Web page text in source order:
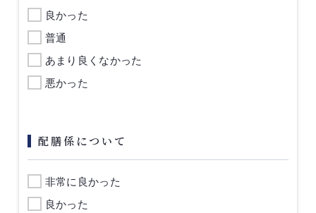
良かった
普通
あまり良くなかった
悪かった
配膳係について
非常に良かった
良かった